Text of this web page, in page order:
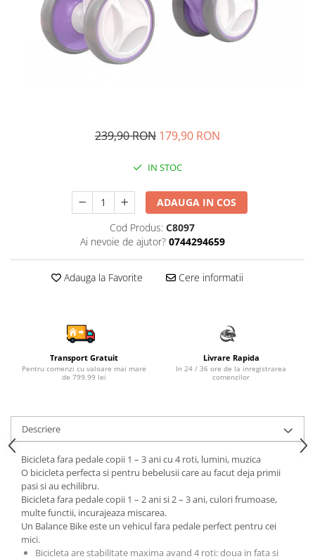
Librarie online
Fictiune
Manuale si auxiliare scolare
Cadite bebe si accesorii baie
Creme si lotiuni de corp copii
Olite si reductoare WC
Sampon si balsam copii
Sapun & Gel de dus copii
Set Ingrijire Bebelusi
Ateliere si bancuri de lucru
Carucioare papusi si accesorii
Casute de papusi si mobilier
Cuburi si caramizi
Elicoptere, avioane si nave de
jucarie
Figurine
Frumusete, bijuterii si accesorii
fetite
239,90 RON 179,90 RON
IN STOC
ADAUGA IN COS
Cod Produs: C8097
Ai nevoie de ajutor? 0744294659
Adauga la Favorite Cere informatii
Transport Gratuit
Pentru comenzi cu valoare mai mare
de 799.99 lei
Livrare Rapida
In 24 / 36 ore de la inregistrarea
comenzilor
Descriere
Bicicleta fara pedale copii 1 – 3 ani cu 4 roti, lumini, muzica
O bicicleta perfecta si pentru bebelusii care au facut deja primii
pasi si au echilibru.
Bicicleta fara pedale copii 1 – 2 ani si 2 – 3 ani, culori frumoase,
multe functii, incurajeaza miscarea.
Un Balance Bike este un vehicul fara pedale perfect pentru cei
mici.
Bicicleta are stabilitate maxima avand 4 roti: doua in fata si